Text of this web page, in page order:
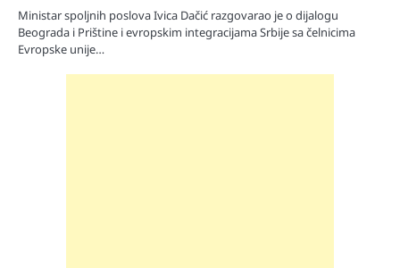
Ministar spoljnih poslova Ivica Dačić razgovarao je o dijalogu
Beograda i Prištine i evropskim integracijama Srbije sa čelnicima
Evropske unije…